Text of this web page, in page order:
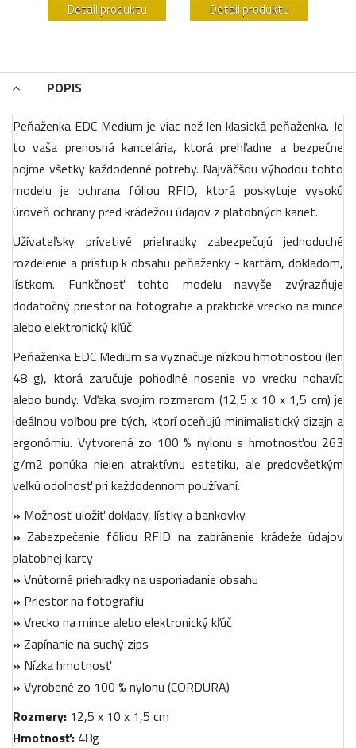
Detail produktu Detail produktu
POPIS
Peňaženka EDC Medium je viac než len klasická peňaženka. Je
to vaša prenosná kancelária, ktorá prehľadne a bezpečne
pojme všetky každodenné potreby. Najväčšou výhodou tohto
modelu je ochrana fóliou RFID, ktorá poskytuje vysokú
úroveň ochrany pred krádežou údajov z platobných kariet.
Užívateľsky prívetivé priehradky zabezpečujú jednoduché
rozdelenie a prístup k obsahu peňaženky - kartám, dokladom,
lístkom. Funkčnosť tohto modelu navyše zvýrazňuje
dodatočný priestor na fotografie a praktické vrecko na mince
alebo elektronický kľúč.
Peňaženka EDC Medium sa vyznačuje nízkou hmotnosťou (len
48 g), ktorá zaručuje pohodlné nosenie vo vrecku nohavíc
alebo bundy. Vďaka svojim rozmerom (12,5 x 10 x 1,5 cm) je
ideálnou voľbou pre tých, ktorí oceňujú minimalistický dizajn a
ergonómiu. Vytvorená zo 100 % nylonu s hmotnosťou 263
g/m2 ponúka nielen atraktívnu estetiku, ale predovšetkým
veľkú odolnosť pri každodennom používaní.
» Možnosť uložiť doklady, lístky a bankovky
»Zabezpečenie fóliou RFID na zabránenie krádeže údajov
platobnej karty
» Vnútorné priehradky na usporiadanie obsahu
» Priestor na fotografiu
» Vrecko na mince alebo elektronický kľúč
» Zapínanie na suchý zips
» Nízka hmotnosť
» Vyrobené zo 100 % nylonu (CORDURA)
Rozmery: 12,5 x 10 x 1,5 cm
Hmotnosť: 48g